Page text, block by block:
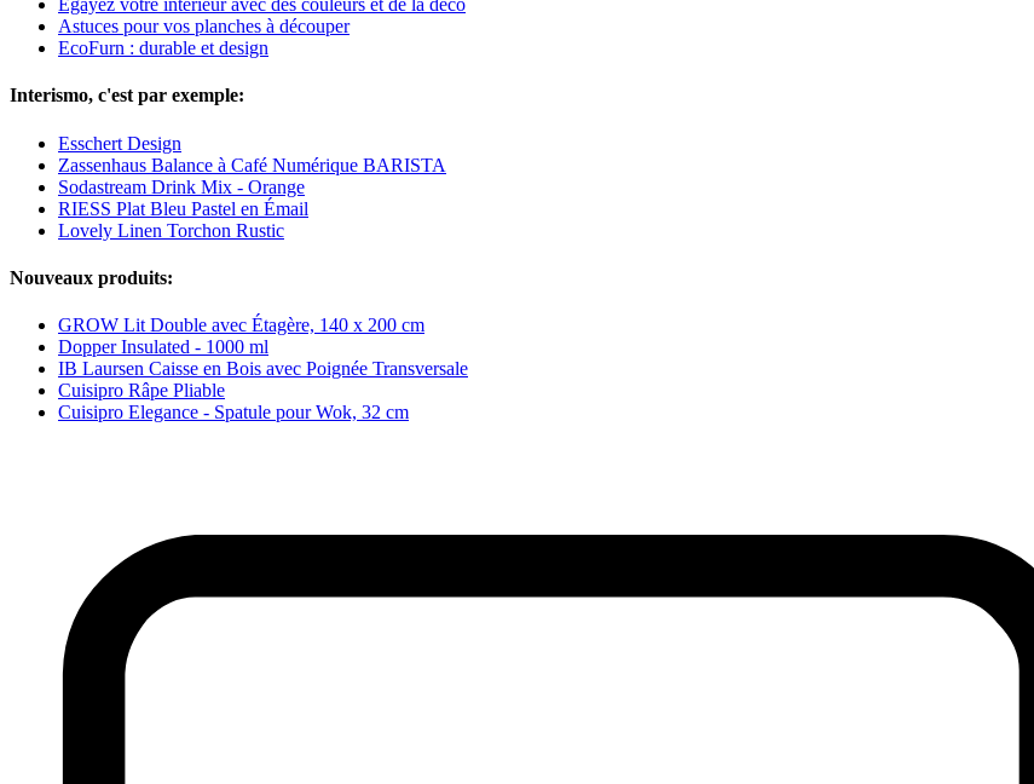
Égayez votre intérieur avec des couleurs et de la déco
Astuces pour vos planches à découper
EcoFurn : durable et design
Interismo, c'est par exemple:
Esschert Design
Zassenhaus Balance à Café Numérique BARISTA
Sodastream Drink Mix - Orange
RIESS Plat Bleu Pastel en Émail
Lovely Linen Torchon Rustic
Nouveaux produits:
GROW Lit Double avec Étagère, 140 x 200 cm
Dopper Insulated - 1000 ml
IB Laursen Caisse en Bois avec Poignée Transversale
Cuisipro Râpe Pliable
Cuisipro Elegance - Spatule pour Wok, 32 cm